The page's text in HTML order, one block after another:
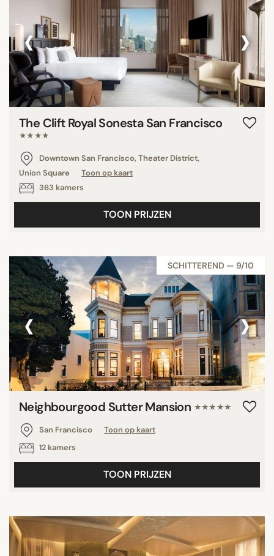
‹ ›
The Clift Royal Sonesta San Francisco
★★★★
Downtown San Francisco, Theater District,
Union Square
Toon op kaart
363 kamers
TOON PRIJZEN
SCHITTEREND — 9/10
‹ ›
Neighbourgood Sutter Mansion ★★★★★
San Francisco
Toon op kaart
12 kamers
TOON PRIJZEN